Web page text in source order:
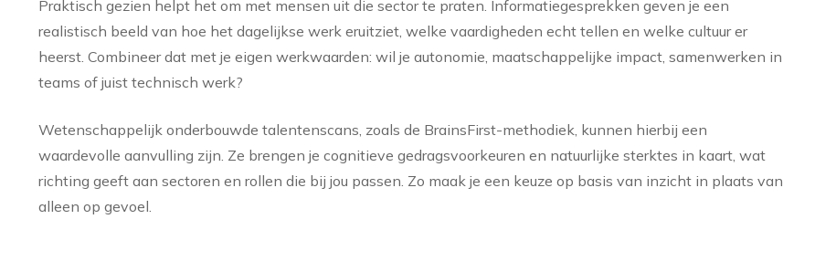
Praktisch gezien helpt het om met mensen uit die sector te praten. Informatiegesprekken geven je een
realistisch beeld van hoe het dagelijkse werk eruitziet, welke vaardigheden echt tellen en welke cultuur er
heerst. Combineer dat met je eigen werkwaarden: wil je autonomie, maatschappelijke impact, samenwerken in
teams of juist technisch werk?
Wetenschappelijk onderbouwde talentenscans, zoals de BrainsFirst-methodiek, kunnen hierbij een
waardevolle aanvulling zijn. Ze brengen je cognitieve gedragsvoorkeuren en natuurlijke sterktes in kaart, wat
richting geeft aan sectoren en rollen die bij jou passen. Zo maak je een keuze op basis van inzicht in plaats van
alleen op gevoel.